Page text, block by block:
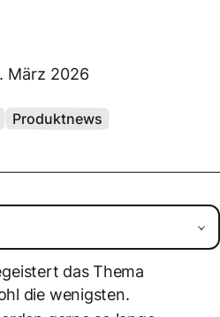
März 2026
Produktnews
das Thema
die wenigsten.